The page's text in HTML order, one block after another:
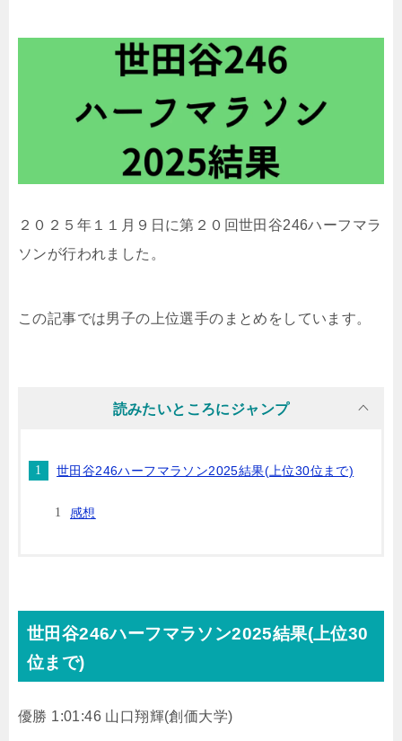
２０２５年１１月９日に第２０回世田谷246ハーフマラ
ソンが行われました。
この記事では男子の上位選手のまとめをしています。
読みたいところにジャンプ
世田谷246ハーフマラソン2025結果(上位30位まで)
感想
世田谷246ハーフマラソン2025結果(上位30
位まで)
優勝 1:01:46 山口翔輝(創価大学)